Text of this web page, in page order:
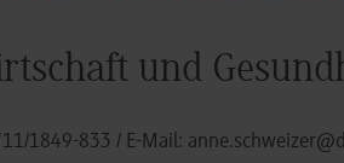
und
1849-833 / E-Mail: